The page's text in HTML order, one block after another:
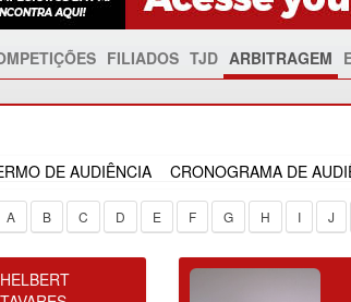
FILIADOS TJD ARBITRAGEM
DE AUDIÊNCIA CRONOGRAMA DE
A B C D E F G H I J
HELBERT